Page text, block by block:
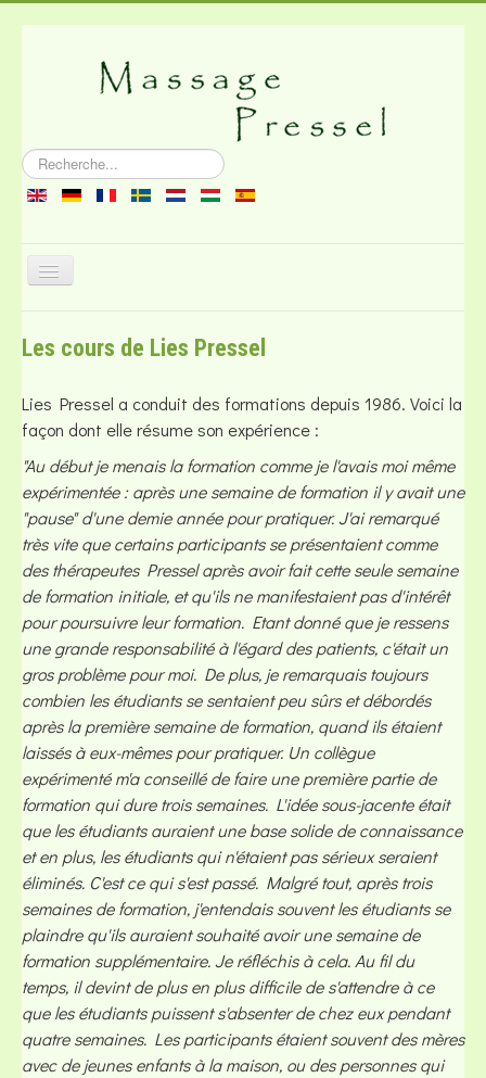
Rechercher
Basculer
Littérature
Bouchon
Les cours de Lies Pressel
Lies Pressel a conduit des formations depuis 1986. Voici la
façon dont elle résume son expérience :
"Au début je menais la formation comme je l'avais moi même
expérimentée : après une semaine de formation il y avait une
"pause" d'une demie année pour pratiquer. J'ai remarqué
très vite que certains participants se présentaient comme
des thérapeutes Pressel après avoir fait cette seule semaine
de formation initiale, et qu'ils ne manifestaient pas d'intérêt
pour poursuivre leur formation. Etant donné que je ressens
une grande responsabilité à l'égard des patients, c'était un
gros problème pour moi. De plus, je remarquais toujours
combien les étudiants se sentaient peu sûrs et débordés
après la première semaine de formation, quand ils étaient
laissés à eux-mêmes pour pratiquer. Un collègue
expérimenté m'a conseillé de faire une première partie de
formation qui dure trois semaines. L'idée sous-jacente était
que les étudiants auraient une base solide de connaissance
et en plus, les étudiants qui n'étaient pas sérieux seraient
éliminés. C'est ce qui s'est passé. Malgré tout, après trois
semaines de formation, j'entendais souvent les étudiants se
plaindre qu'ils auraient souhaité avoir une semaine de
formation supplémentaire. Je réfléchis à cela. Au fil du
temps, il devint de plus en plus difficile de s'attendre à ce
que les étudiants puissent s'absenter de chez eux pendant
quatre semaines. Les participants étaient souvent des mères
avec de jeunes enfants à la maison, ou des personnes qui